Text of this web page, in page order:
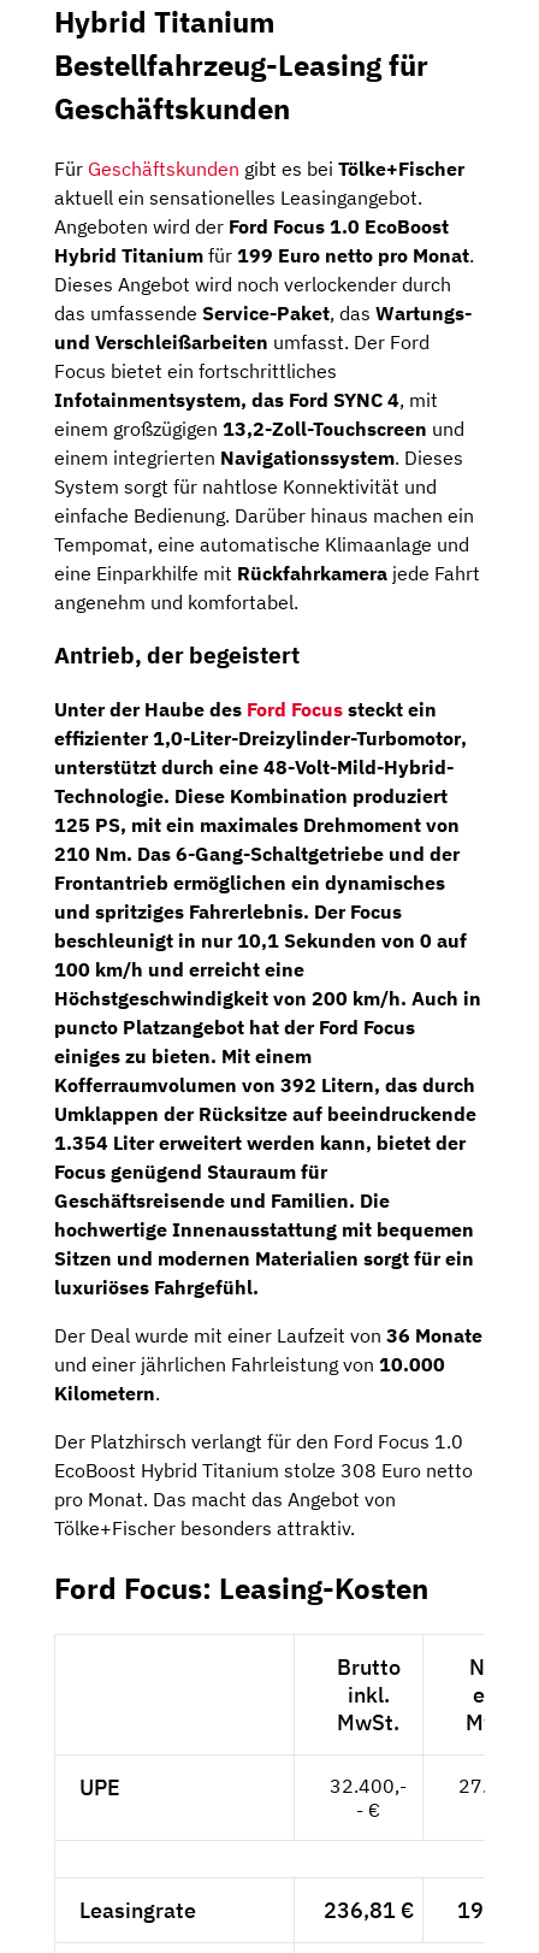
Hybrid Titanium
Bestellfahrzeug-Leasing für
Geschäftskunden
Für Geschäftskunden gibt es bei Tölke+Fischer
aktuell ein sensationelles Leasingangebot.
Angeboten wird der Ford Focus 1.0 EcoBoost
Hybrid Titanium für 199 Euro netto pro Monat.
Dieses Angebot wird noch verlockender durch
das umfassende Service-Paket, das Wartungs-
und Verschleißarbeiten umfasst. Der Ford
Focus bietet ein fortschrittliches
Infotainmentsystem, das Ford SYNC 4, mit
einem großzügigen 13,2-Zoll-Touchscreen und
einem integrierten Navigationssystem. Dieses
System sorgt für nahtlose Konnektivität und
einfache Bedienung. Darüber hinaus machen ein
Tempomat, eine automatische Klimaanlage und
eine Einparkhilfe mit Rückfahrkamera jede Fahrt
angenehm und komfortabel.
Antrieb, der begeistert
Unter der Haube des Ford Focus steckt ein
effizienter1,0-Liter-Dreizylinder-Turbomotor,
unterstützt durch eine 48-Volt-Mild-Hybrid-
Technologie. Diese Kombination produziert
125 PS, mit ein maximales Drehmoment von
210 Nm. Das 6-Gang-Schaltgetriebe und der
Frontantrieb ermöglichen ein dynamisches
und spritziges Fahrerlebnis. Der Focus
beschleunigt in nur 10,1 Sekunden von 0 auf
100 km/h und erreicht eine
Höchstgeschwindigkeit von 200 km/h. Auch in
puncto Platzangebot hat der Ford Focus
einiges zu bieten. Mit einem
Kofferraumvolumen von 392 Litern, das durch
Umklappen der Rücksitze auf beeindruckende
1.354 Liter erweitert werden kann, bietet der
Focus genügend Stauraum für
Geschäftsreisende und Familien. Die
hochwertige Innenausstattung mit bequemen
Sitzen und modernen Materialien sorgt für ein
luxuriöses Fahrgefühl.
Der Deal wurde mit einer Laufzeit von 36 Monate
und einer jährlichen Fahrleistung von 10.000
Kilometern.
Der Platzhirsch verlangt für den Ford Focus 1.0
EcoBoost Hybrid Titanium stolze 308 Euro netto
pro Monat. Das macht das Angebot von
Tölke+Fischer besonders attraktiv.
Ford Focus: Leasing-Kosten
Brutto
inkl.
MwSt.
Netto
exkl.
MwSt.
UPE
32.400,-
- €
27.227,-
Leasingrate 236,81 € 199,-- €